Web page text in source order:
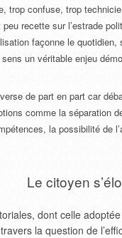
trop confuse, trop
recette sur l’estrade
façonne le
un véritable enjeu
de part en part car
comme la séparation
la possibilité de
Le citoyen
dont celle
la question de